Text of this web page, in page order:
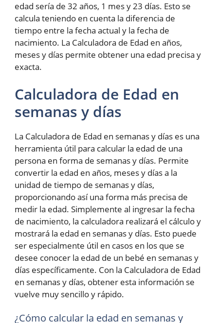
edad sería de 32 años, 1 mes y 23 días. Esto se
calcula teniendo en cuenta la diferencia de
tiempo entre la fecha actual y la fecha de
nacimiento. La Calculadora de Edad en años,
meses y días permite obtener una edad precisa y
exacta.
Calculadora de Edad en
semanas y días
La Calculadora de Edad en semanas y días es una
herramienta útil para calcular la edad de una
persona en forma de semanas y días. Permite
convertir la edad en años, meses y días a la
unidad de tiempo de semanas y días,
proporcionando así una forma más precisa de
medir la edad. Simplemente al ingresar la fecha
de nacimiento, la calculadora realizará el cálculo y
mostrará la edad en semanas y días. Esto puede
ser especialmente útil en casos en los que se
desee conocer la edad de un bebé en semanas y
días específicamente. Con la Calculadora de Edad
en semanas y días, obtener esta información se
vuelve muy sencillo y rápido.
¿Cómo calcular la edad en semanas y